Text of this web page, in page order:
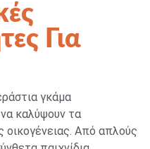
Για
γκάμα
καλύψουν τα
οικογένειας. Από απλούς